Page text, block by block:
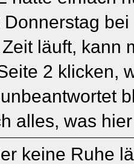
läuft, kann
2 klicken,
alles, was
keine Ruhe